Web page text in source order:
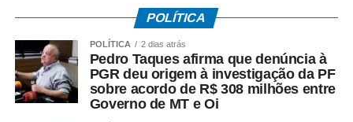
mas não houve acordo.
Entre as principais reivindicações da categoria estão
reajuste salarial, valorização dos pisos remuneratórios,
ampliação do auxílio-alimentação para R$ 1 mil e o
POLÍTICA
POLÍTICA 2 dias atrás
Pedro Taques afirma que denúncia à
PGR deu origem à investigação da PF
sobre acordo de R$ 308 milhões entre
Governo de MT e Oi